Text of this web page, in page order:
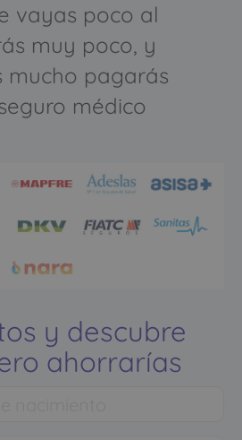
vayas poco al
muy poco, y
mucho pagarás
médico
y descubre
ahorrarías